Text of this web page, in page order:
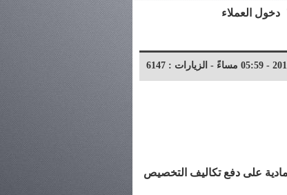
دخول العملاء
على دفع تكاليف التخصيص